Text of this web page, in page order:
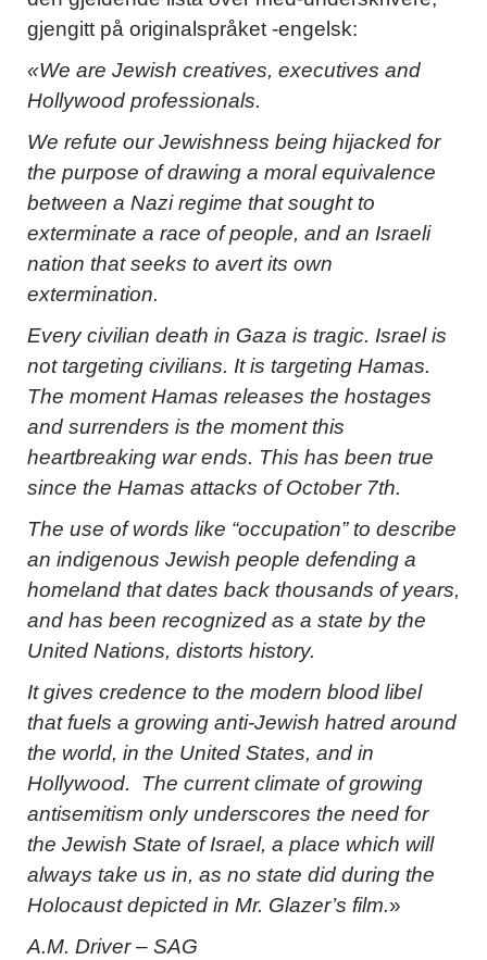
gjengitt på originalspråket -engelsk:
«We are Jewish creatives, executives and
Hollywood professionals.
We refute our Jewishness being hijacked for
the purpose of drawing a moral equivalence
between a Nazi regime that sought to
exterminate a race of people, and an Israeli
nation that seeks to avert its own
extermination.
Every civilian death in Gaza is tragic. Israel is
not targeting civilians. It is targeting Hamas.
The moment Hamas releases the hostages
and surrenders is the moment this
heartbreaking war ends. This has been true
since the Hamas attacks of October 7th.
The use of words like “occupation” to describe
an indigenous Jewish people defending a
homeland that dates back thousands of years,
and has been recognized as a state by the
United Nations, distorts history.
It gives credence to the modern blood libel
that fuels a growing anti-Jewish hatred around
the world, in the United States, and in
Hollywood. The current climate of growing
antisemitism only underscores the need for
the Jewish State of Israel, a place which will
always take us in, as no state did during the
Holocaust depicted in Mr. Glazer’s film.»
A.M. Driver – SAG